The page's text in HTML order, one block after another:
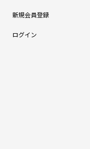
新規会員登録
ログイン